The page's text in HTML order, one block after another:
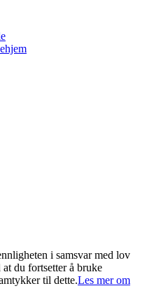
i samsvar med lov
du fortsetter å bruke
til dette.Les mer om